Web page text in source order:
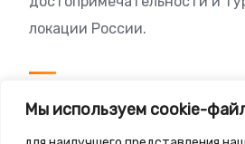
Мы используем cookie-
локации России.